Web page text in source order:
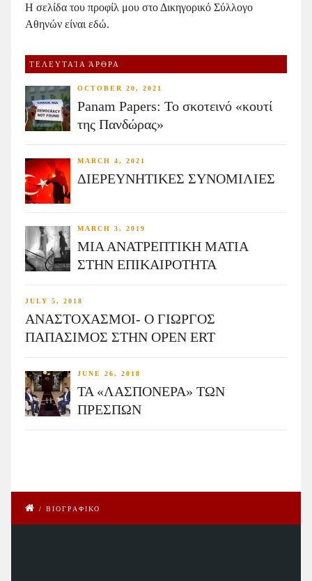
Η σελίδα του προφίλ μου στο Δικηγορικό Σύλλογο
Αθηνών είναι εδώ.
ΤΕΛΕΥΤΑΊΑ ΆΡΘΡΑ
OCTOBER 20, 2021
Panam Papers: Το σκοτεινό «κουτί
της Πανδώρας»
MARCH 4, 2021
ΔΙΕΡΕΥΝΗΤΙΚΕΣ ΣΥΝΟΜΙΛΙΕΣ
MARCH 3, 2019
ΜΙΑ ΑΝΑΤΡΕΠΤΙΚΗ ΜΑΤΙΑ
ΣΤΗΝ ΕΠΙΚΑΙΡΟΤΗΤΑ
JULY 5, 2018
ΑΝΑΣΤΟΧΑΣΜΟΙ- Ο ΓΙΩΡΓΟΣ
ΠΑΠΑΣΙΜΟΣ ΣΤΗΝ OPEN ERT
JUNE 26, 2018
ΤΑ «ΛΑΣΠΟΝΕΡΑ» ΤΩΝ
ΠΡΕΣΠΩΝ
/ ΒΙΟΓΡΑΦΙΚΟ